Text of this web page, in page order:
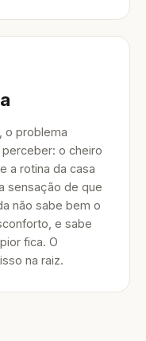
o problema
o cheiro
a rotina da casa
sensação de que
não sabe bem o
e sabe
fica. O
na raiz.